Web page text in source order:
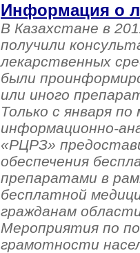
Информация о
В Казахстане в
получили
лекарственных
были
или иного
Только с января
информационно-
«РЦРЗ»
обеспечения
препаратами в
бесплатной
гражданам
Мероприятия по
грамотности